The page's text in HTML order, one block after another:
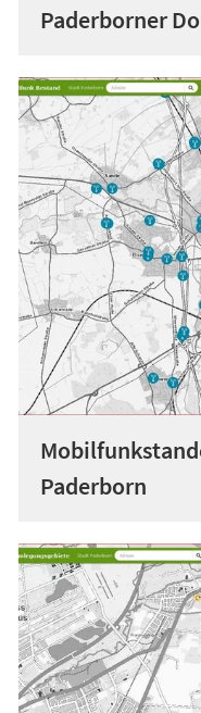
Paderborner
Paderborn